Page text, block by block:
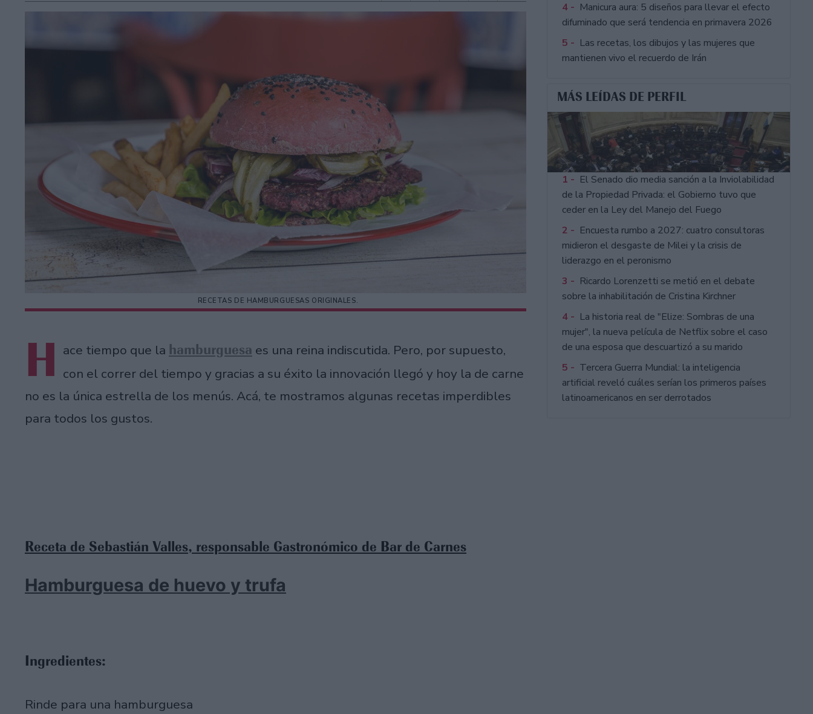
RECETAS DE HAMBURGUESAS ORIGINALES.
H ace tiempo que la hamburguesa es una reina indiscutida. Pero, por supuesto,
con el correr del tiempo y gracias a su éxito la innovación llegó y hoy la de carne
no es la única estrella de los menús. Acá, te mostramos algunas recetas imperdibles
para todos los gustos.
Receta de Sebastián Valles, responsable Gastronómico de Bar de Carnes
Hamburguesa de huevo y trufa
Ingredientes:
Rinde para una hamburguesa
4 - Manicura aura: 5 diseños para llevar el efecto
difuminado que será tendencia en primavera 2026
5 - Las recetas, los dibujos y las mujeres que
mantienen vivo el recuerdo de Irán
MÁS LEÍDAS DE PERFIL
1 - El Senado dio media sanción a la Inviolabilidad
de la Propiedad Privada: el Gobierno tuvo que
ceder en la Ley del Manejo del Fuego
2 - Encuesta rumbo a 2027: cuatro consultoras
midieron el desgaste de Milei y la crisis de
liderazgo en el peronismo
3 - Ricardo Lorenzetti se metió en el debate
sobre la inhabilitación de Cristina Kirchner
4 - La historia real de "Elize: Sombras de una
mujer", la nueva película de Netflix sobre el caso
de una esposa que descuartizó a su marido
5 - Tercera Guerra Mundial: la inteligencia
artificial reveló cuáles serían los primeros países
latinoamericanos en ser derrotados